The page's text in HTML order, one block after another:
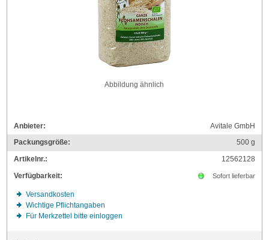
Abbildung ähnlich
Anbieter:
Avitale GmbH
Packungsgröße:
500g
Artikelnr.:
12562128
Verfügbarkeit:
Sofort lieferbar
Versandkosten
Wichtige Pflichtangaben
Für Merkzettel bitte einloggen